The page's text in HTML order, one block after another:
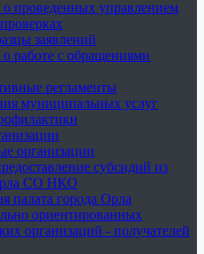
проведенных управлением
заявлений
работе с обращениями
регламенты
муниципальных услуг
организации
субсидий из
СО НКО
палата города Орла
ориентированных
организаций - получателей